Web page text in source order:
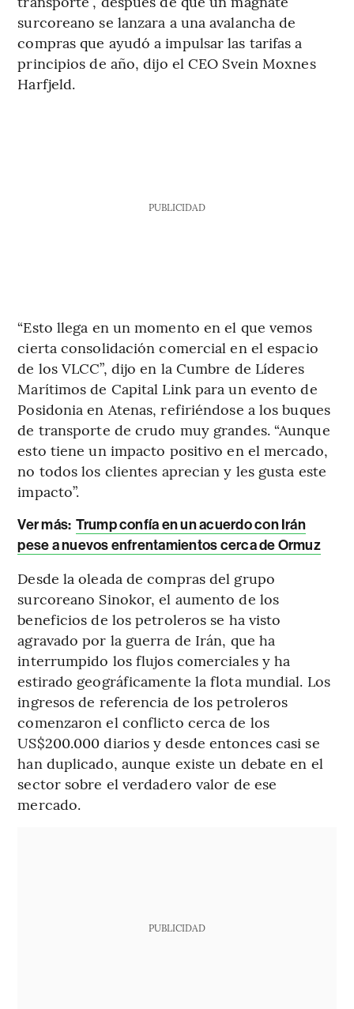
surcoreano se lanzara a una avalancha de
compras que ayudó a impulsar las tarifas a
principios de año, dijo el CEO Svein Moxnes
Harfjeld.
PUBLICIDAD
“Esto llega en un momento en el que vemos
cierta consolidación comercial en el espacio
de los VLCC”, dijo en la Cumbre de Líderes
Marítimos de Capital Link para un evento de
Posidonia en Atenas, refiriéndose a los buques
de transporte de crudo muy grandes. “Aunque
esto tiene un impacto positivo en el mercado,
no todos los clientes aprecian y les gusta este
impacto”.
Ver más: Trump confía en un acuerdo con Irán
pese a nuevos enfrentamientos cerca de Ormuz
Desde la oleada de compras del grupo
surcoreano Sinokor, el aumento de los
beneficios de los petroleros se ha visto
agravado por la guerra de Irán, que ha
interrumpido los flujos comerciales y ha
estirado geográficamente la flota mundial. Los
ingresos de referencia de los petroleros
comenzaron el conflicto cerca de los
US$200.000 diarios y desde entonces casi se
han duplicado, aunque existe un debate en el
sector sobre el verdadero valor de ese
mercado.
PUBLICIDAD